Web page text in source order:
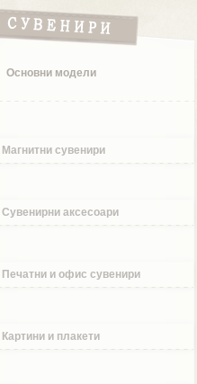
Основни модели
Магнитни сувенири
Сувенирни аксесоари
Печатни и офис сувенири
Картини и плакети